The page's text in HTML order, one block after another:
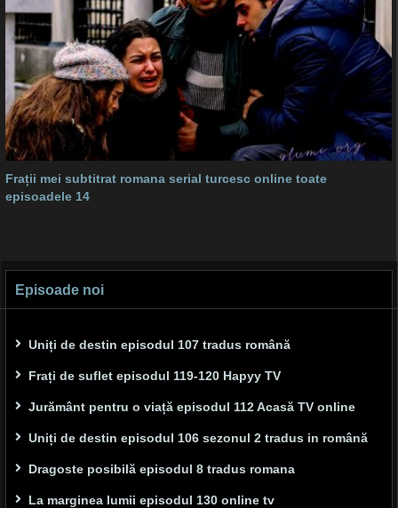
Frații mei subtitrat romana serial turcesc online toate
episoadele 14
Episoade noi
Uniți de destin episodul 107 tradus română
Frați de suflet episodul 119-120 Hapyy TV
Jurământ pentru o viață episodul 112 Acasă TV online
Uniți de destin episodul 106 sezonul 2 tradus in română
Dragoste posibilă episodul 8 tradus romana
La marginea lumii episodul 130 online tv